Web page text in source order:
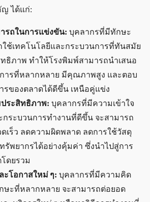
ญ ได้แก่:
รถในการแข่งขัน: บุคลากรที่มีทักษะ
ใช้เทคโนโลยีและกระบวนการที่ทันสมัย
ทธิภาพ ทำให้โรงพิมพ์สามารถนำเสนอ
ารที่หลากหลาย มีคุณภาพสูง และตอบ
รของตลาดได้ดีขึ้น เหนือคู่แข่ง
ระสิทธิภาพ: บุคลากรที่มีความเข้าใจ
กระบวนการทำงานที่ดีขึ้น จะสามารถ
ดเร็ว ลดความผิดพลาด ลดการใช้วัสดุ
รัพยากรได้อย่างคุ้มค่า ซึ่งนำไปสู่การ
ดยรวม
ะโอกาสใหม่ ๆ: บุคลากรที่มีความคิด
ษะที่หลากหลาย จะสามารถต่อยอด